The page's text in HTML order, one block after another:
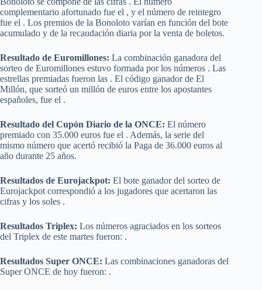
complementario afortunado fue el , y el número de reintegro
fue el . Los premios de la Bonoloto varían en función del bote
acumulado y de la recaudación diaria por la venta de boletos.
Resultado de Euromillones: La combinación ganadora del
sorteo de Euromillones estuvo formada por los números . Las
estrellas premiadas fueron las . El código ganador de El
Millón, que sorteó un millón de euros entre los apostantes
españoles, fue el .
Resultado del Cupón Diario de la ONCE: El número
premiado con 35.000 euros fue el . Además, la serie del
mismo número que acertó recibió la Paga de 36.000 euros al
año durante 25 años.
Resultados de Eurojackpot: El bote ganador del sorteo de
Eurojackpot correspondió a los jugadores que acertaron las
cifras y los soles .
Resultados Triplex: Los números agraciados en los sorteos
del Triplex de este martes fueron: .
Resultados Super ONCE: Las combinaciones ganadoras del
Super ONCE de hoy fueron: .